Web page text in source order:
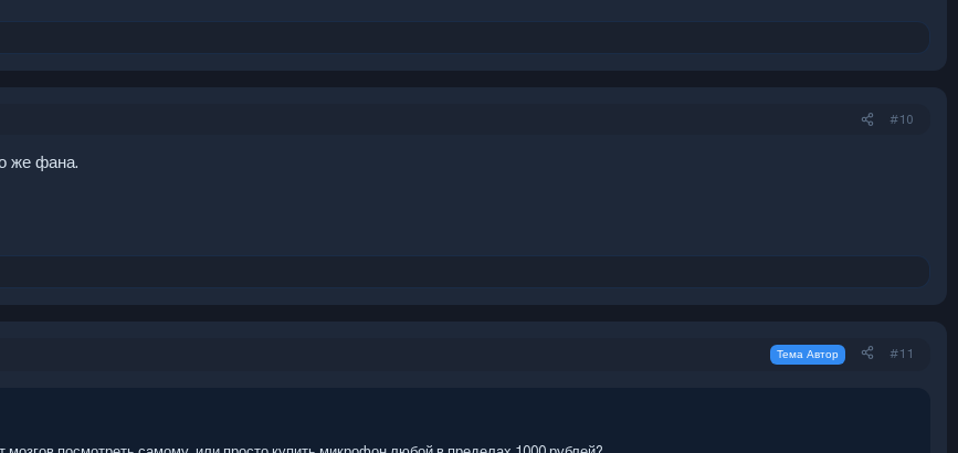
#10
же фана.
Тема Автор #11